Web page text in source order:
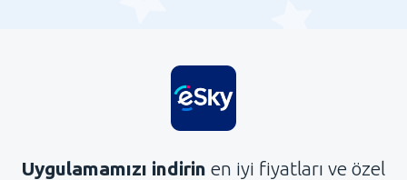
Uygulamamızı indirin en iyi fiyatları ve özel